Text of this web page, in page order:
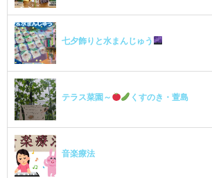
七夕飾りと水まんじゅう
テラス菜園～ くすのき・萱島
音楽療法